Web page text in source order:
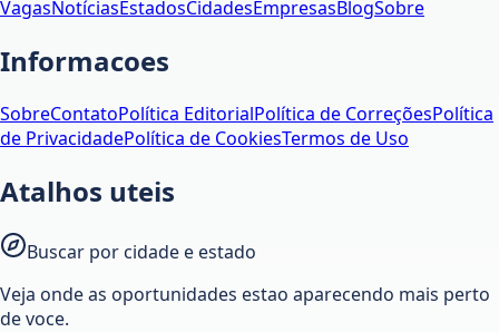
VagasNotíciasEstadosCidadesEmpresasBlogSobre
Informacoes
SobreContatoPolítica EditorialPolítica de CorreçõesPolítica
de PrivacidadePolítica de CookiesTermos de Uso
Atalhos uteis
Buscar por cidade e estado
Veja onde as oportunidades estao aparecendo mais perto
de voce.